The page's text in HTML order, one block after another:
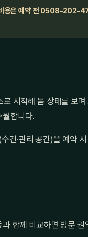
용은 예약 전 0508-202-
시작해 몸 상태를 보며
월합니다.
건·관리 공간)을 예약
과 함께 비교하면 방문